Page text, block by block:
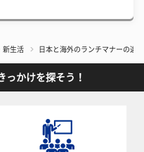
新生活 日本と海外のランチマナーの違
っかけを探そう！